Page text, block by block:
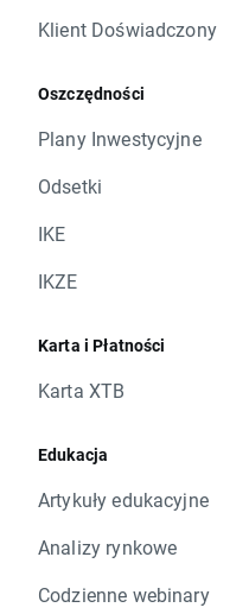
Klient Doświadczony
Oszczędności
Plany Inwestycyjne
Odsetki
IKE
IKZE
Karta i Płatności
Karta XTB
Edukacja
Artykuły edukacyjne
Analizy rynkowe
Codzienne webinary